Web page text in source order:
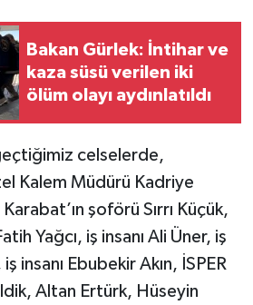
Bakan Gürlek: İntihar ve
kaza süsü verilen iki
ölüm olayı aydınlatıldı
celselerde,
Kalem Müdürü Kadriye
şoförü Sırrı Küçük,
Yağcı, iş insanı Ali Üner, iş
insanı Ebubekir Akın, İSPER
Altan Ertürk, Hüseyin